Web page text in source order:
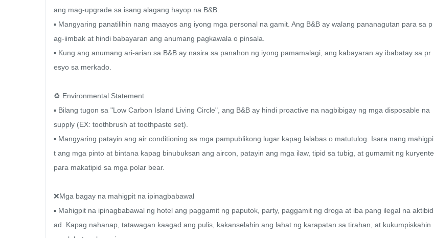
ang mag-upgrade sa isang alagang hayop na B&B.
▪ Mangyaring panatilihin nang maayos ang iyong mga personal na gamit. Ang B&B ay walang pananagutan para sa p
ag-iimbak at hindi babayaran ang anumang pagkawala o pinsala.
▪ Kung ang anumang ari-arian sa B&B ay nasira sa panahon ng iyong pamamalagi, ang kabayaran ay ibabatay sa pr
esyo sa merkado.
♻️ Environmental Statement
▪ Bilang tugon sa "Low Carbon Island Living Circle", ang B&B ay hindi proactive na nagbibigay ng mga disposable na
supply (EX: toothbrush at toothpaste set).
▪ Mangyaring patayin ang air conditioning sa mga pampublikong lugar kapag lalabas o matutulog. Isara nang mahigpi
t ang mga pinto at bintana kapag binubuksan ang aircon, patayin ang mga ilaw, tipid sa tubig, at gumamit ng kuryente
para makatipid sa mga polar bear.
❌Mga bagay na mahigpit na ipinagbabawal
▪ Mahigpit na ipinagbabawal ng hotel ang paggamit ng paputok, party, paggamit ng droga at iba pang ilegal na aktibid
ad. Kapag nahanap, tatawagan kaagad ang pulis, kakanselahin ang lahat ng karapatan sa tirahan, at kukumpiskahin